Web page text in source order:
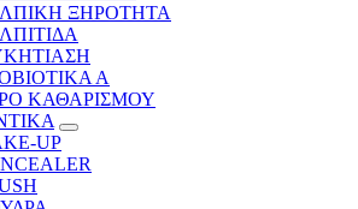
ΞΗΡΟΤΗΤΑ
Α
ΚΑΘΑΡΙΣΜΟΥ
UP